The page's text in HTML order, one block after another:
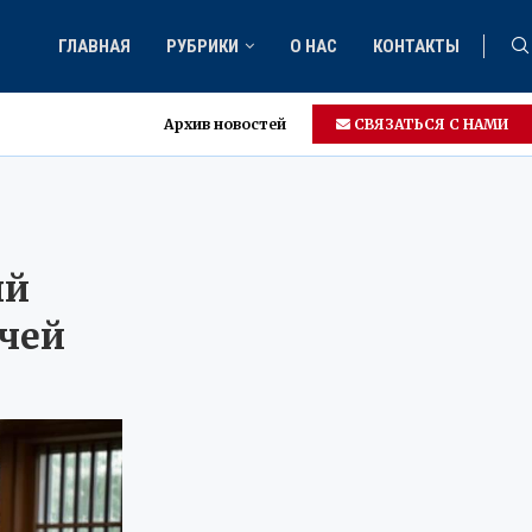
ГЛАВНАЯ РУБРИКИ О НАС КОНТАКТЫ
Архив новостей СВЯЗАТЬСЯ С НАМИ